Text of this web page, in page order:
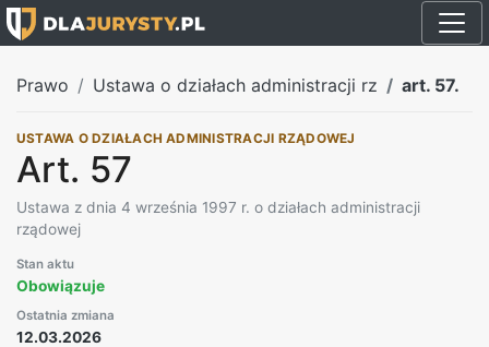
Prawo Ustawa o działach administracji rz art. 57.
USTAWA O DZIAŁACH ADMINISTRACJI RZĄDOWEJ
Art. 57
Ustawa z dnia 4 września 1997 r. o działach administracji
rządowej
Stan aktu
Obowiązuje
Ostatnia zmiana
12.03.2026